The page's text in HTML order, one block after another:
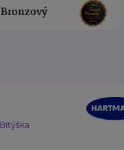
Bronzový